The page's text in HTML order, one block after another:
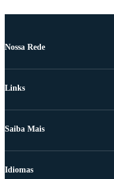
Nossa Rede
Links
Saiba Mais
Idiomas